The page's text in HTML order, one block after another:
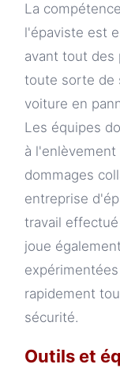
La
l'épaviste est
avant tout des
toute sorte de
voiture en
Les équipes
à
dommages
entreprise
travail
joue
rapidement
sécurité.
Outils et